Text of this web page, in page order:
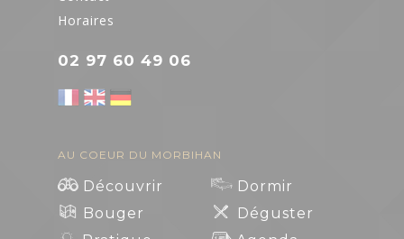
Horaires
02 97 60 49 06
AU COEUR DU MORBIHAN
Découvrir
Dormir
Bouger
Déguster